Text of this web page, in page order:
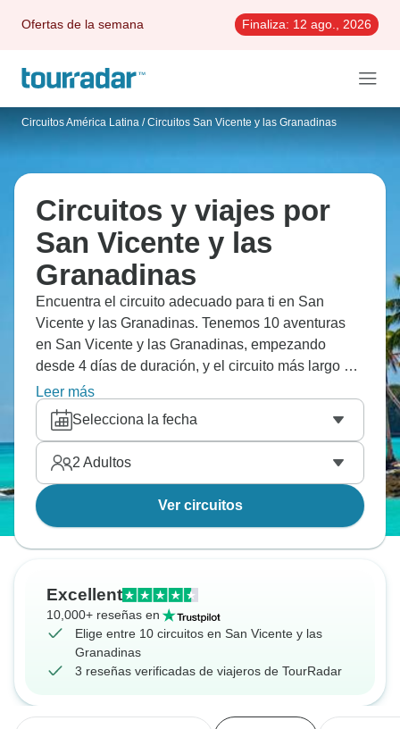
Ofertas de la semana Finaliza: 12 ago., 2026
Circuitos América Latina / Circuitos San Vicente y las Granadinas
Circuitos y viajes por
San Vicente y las
Granadinas
Encuentra el circuito adecuado para ti en San
Vicente y las Granadinas. Tenemos 10 aventuras
en San Vicente y las Granadinas, empezando
desde 4 días de duración, y el circuito más largo de
15 días.
Leer más
Selecciona la fecha
2 Adultos
Ver circuitos
Excellent
10,000+ reseñas en
Elige entre 10 circuitos en San Vicente y las
Granadinas
3 reseñas verificadas de viajeros de TourRadar